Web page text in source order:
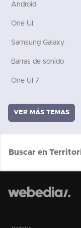
Android
One UI
Samsung Galaxy
Barras de sonido
One UI 7
VER MÁS TEMAS